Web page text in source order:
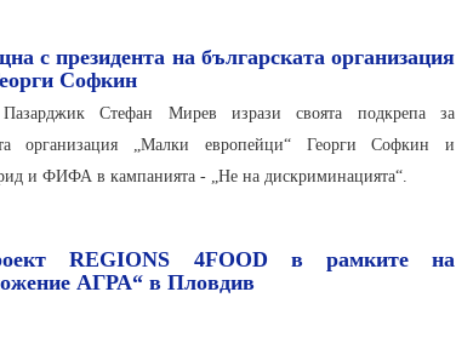
с президента на българската организация
Софкин
Стефан Мирев изрази своята подкрепа за
организация „Малки европейци“ Георги Софкин и
и ФИФА в кампанията - „Не на дискриминацията“.
REGIONS 4FOOD в рамките на
АГРА“ в Пловдив